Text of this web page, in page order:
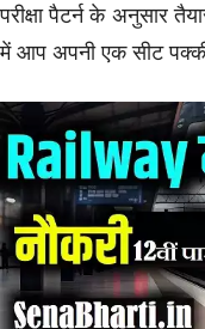
परीक्षा पैटर्न के अनुसार
में आप अपनी एक सीट